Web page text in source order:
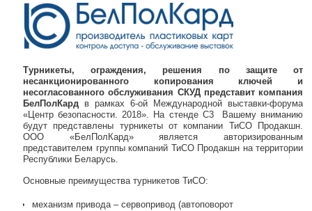
Турникеты, ограждения, решения по защите от
несанкционированного копирования ключей и
несогласованного обслуживания СКУД представит компания
БелПолКард в рамках 6-ой Международной выставки-форума
«Центр безопасности. 2018». На стенде C3 Вашему вниманию
будут представлены турникеты от компании ТиСО Продакшн.
ООО «БелПолКард» является авторизированным
представителем группы компаний ТиСО Продакшн на территории
Республики Беларусь.
Основные преимущества турникетов ТиСО:
механизм привода – сервопривод (автоповорот